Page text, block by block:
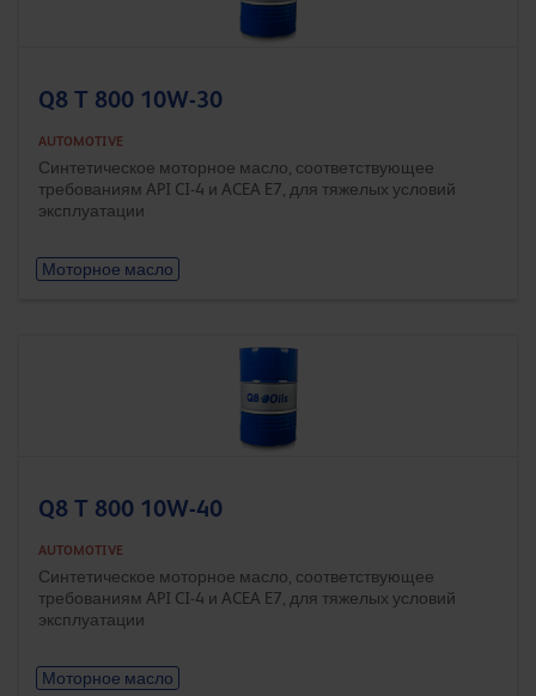
Q8 T 800 10W-30
AUTOMOTIVE
Синтетическое моторное масло, соответствующее
требованиям API CI-4 и ACEA E7, для тяжелых условий
эксплуатации
Моторное масло
Q8 T 800 10W-40
AUTOMOTIVE
Синтетическое моторное масло, соответствующее
требованиям API CI-4 и ACEA E7, для тяжелых условий
эксплуатации
Моторное масло